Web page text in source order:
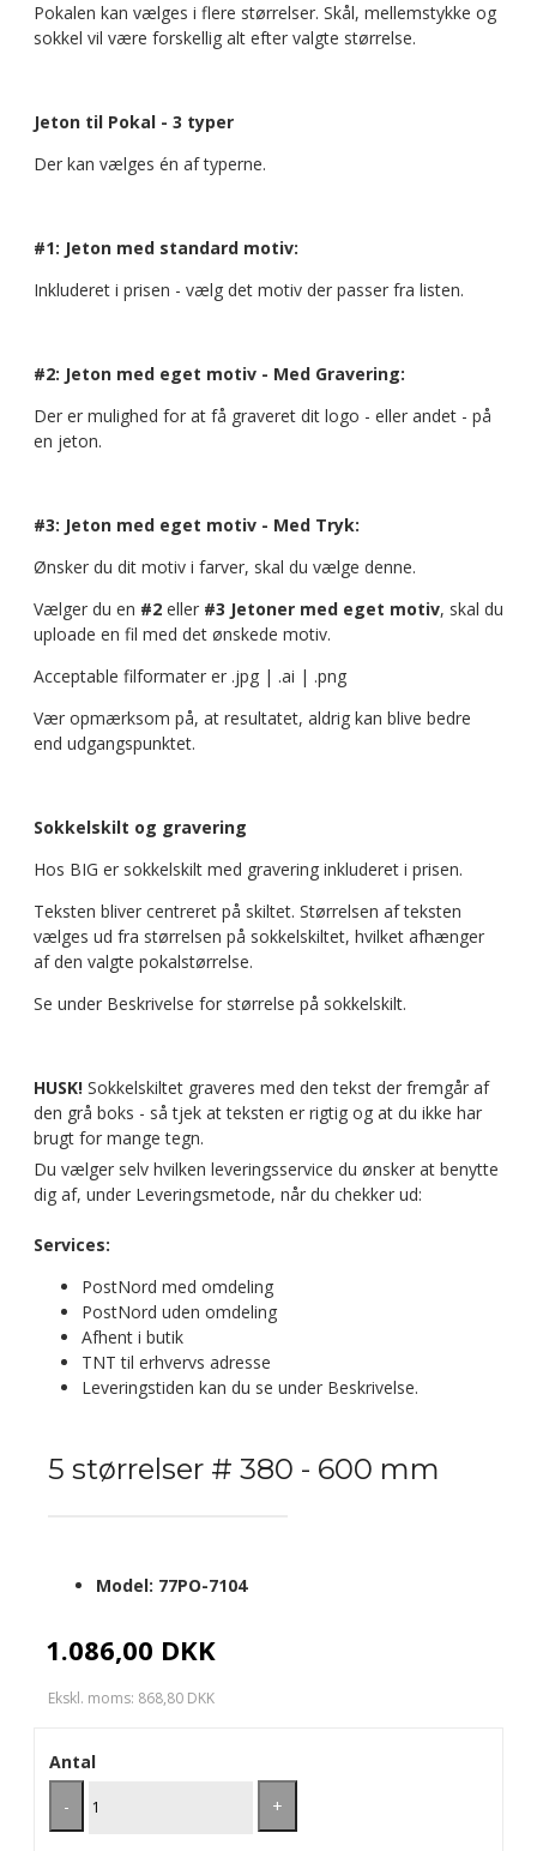
Pokalen kan vælges i flere størrelser. Skål, mellemstykke og
sokkel vil være forskellig alt efter valgte størrelse.
Jeton til Pokal - 3 typer
Der kan vælges én af typerne.
#1: Jeton med standard motiv:
Inkluderet i prisen - vælg det motiv der passer fra listen.
#2: Jeton med eget motiv - Med Gravering:
Der er mulighed for at få graveret dit logo - eller andet - på
en jeton.
#3: Jeton med eget motiv - Med Tryk:
Ønsker du dit motiv i farver, skal du vælge denne.
Vælger du en #2 eller #3 Jetoner med eget motiv, skal du
uploade en fil med det ønskede motiv.
Acceptable filformater er .jpg | .ai | .png
Vær opmærksom på, at resultatet, aldrig kan blive bedre
end udgangspunktet.
Sokkelskilt og gravering
Hos BIG er sokkelskilt med gravering inkluderet i prisen.
Teksten bliver centreret på skiltet. Størrelsen af teksten
vælges ud fra størrelsen på sokkelskiltet, hvilket afhænger
af den valgte pokalstørrelse.
Se under Beskrivelse for størrelse på sokkelskilt.
HUSK! Sokkelskiltet graveres med den tekst der fremgår af
den grå boks - så tjek at teksten er rigtig og at du ikke har
brugt for mange tegn.
Du vælger selv hvilken leveringsservice du ønsker at benytte
dig af, under Leveringsmetode, når du chekker ud:
Services:
PostNord med omdeling
PostNord uden omdeling
Afhent i butik
TNT til erhvervs adresse
Leveringstiden kan du se under Beskrivelse.
5 størrelser # 380 - 600 mm
1.086,00 DKK
Ekskl. moms: 868,80 DKK
Model: 77PO-7104
Antal
-
+